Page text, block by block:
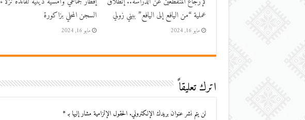
عملية “من اليافع إلى اليافع” ببني زولي
مايو 16, 2024
السجن المحلي بزاكورة
مايو 16, 2024
اترك تعليقاً
لن يتم نشر عنوان بريدك الإلكتروني. الحقول الإلزامية مشار إليها بـ*